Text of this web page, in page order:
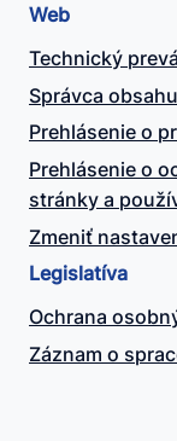
Web
Technický
Správca obsahu
Prehlásenie o
Prehlásenie o
stránky a
Zmeniť
Legislatíva
Ochrana
Záznam o